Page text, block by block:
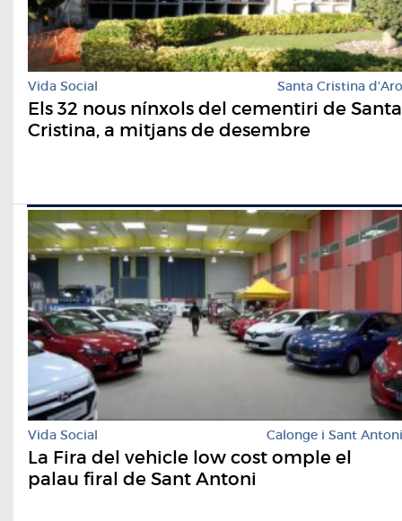
Vida Social Santa Cristina d'Aro
Els 32 nous nínxols del cementiri de Santa
Cristina, a mitjans de desembre
Vida Social Calonge i Sant Antoni
La Fira del vehicle low cost omple el
palau firal de Sant Antoni